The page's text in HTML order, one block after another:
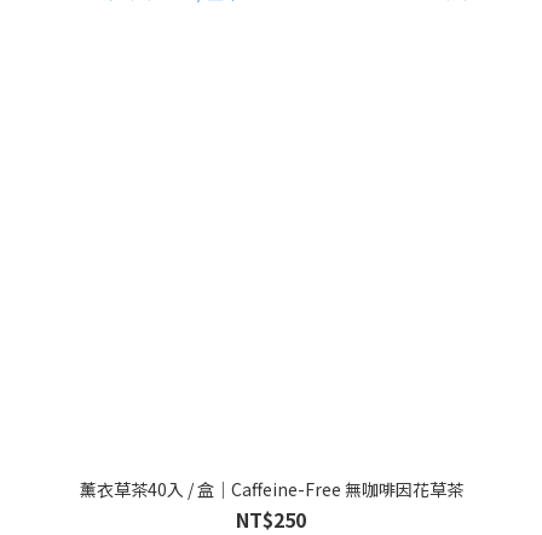
薰衣草茶40入 / 盒｜Caffeine-Free 無咖啡因花草茶
NT$250